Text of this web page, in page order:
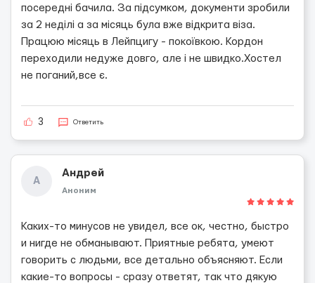
посередні бачила. За підсумком, документи зробили
за 2 неділі а за місяць була вже відкрита віза.
Працюю місяць в Лейпцигу - покоївкою. Кордон
переходили недуже довго, але і не швидко.Хостел
не поганий,все є.
3 Ответить
А
Андрей
Аноним
Каких-то минусов не увидел, все ок, честно, быстро
и нигде не обманывают. Приятные ребята, умеют
говорить с людьми, все детально объясняют. Если
какие-то вопросы - сразу ответят, так что дякую